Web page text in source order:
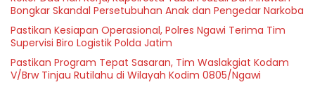
Bongkar Skandal Persetubuhan Anak dan Pengedar Narkoba
Pastikan Kesiapan Operasional, Polres Ngawi Terima Tim
Supervisi Biro Logistik Polda Jatim
Pastikan Program Tepat Sasaran, Tim Waslakgiat Kodam
V/Brw Tinjau Rutilahu di Wilayah Kodim 0805/Ngawi